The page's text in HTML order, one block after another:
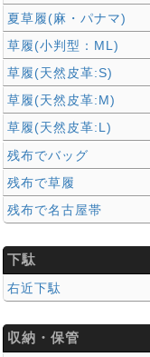
夏草履(麻・パナマ)
草履(小判型：ML)
草履(天然皮革:S)
草履(天然皮革:M)
草履(天然皮革:L)
残布でバッグ
残布で草履
残布で名古屋帯
下駄
右近下駄
収納・保管